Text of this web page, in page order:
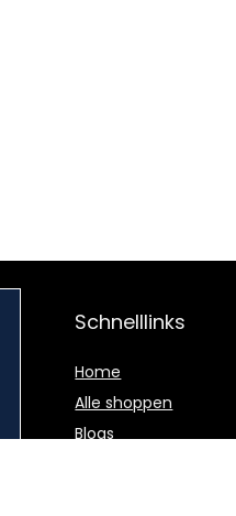
Schnelllinks
Home
Alle shoppen
Blogs